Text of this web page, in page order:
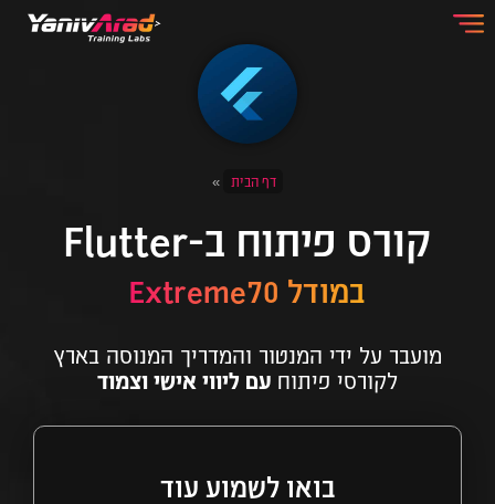
דף הבית »
קורס פיתוח ב-Flutter
במודל Extreme70
מועבר על ידי המנטור והמדריך המנוסה בארץ
לקורסי פיתוח עם ליווי אישי וצמוד
בואו לשמוע עוד